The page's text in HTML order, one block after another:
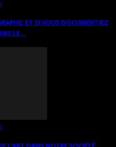
ET SI VOUS DOCUMENTIEZ
LE…